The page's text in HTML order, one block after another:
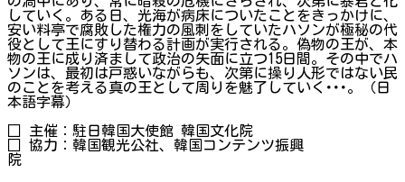
していく。ある日、光海が病床についたことをきっかけに、
安い料亭で腐敗した権力の風刺をしていたハソンが極秘の代
役として王にすり替わる計画が実行される。偽物の王が、本
物の王に成り済まして政治の矢面に立つ15日間。その中でハ
ソンは、最初は戸惑いながらも、次第に操り人形ではない民
のことを考える真の王として周りを魅了していく･･･。（日
本語字幕）
□ 主催：駐日韓国大使館 韓国文化院
□ 協力：韓国観光公社、韓国コンテンツ振興
院